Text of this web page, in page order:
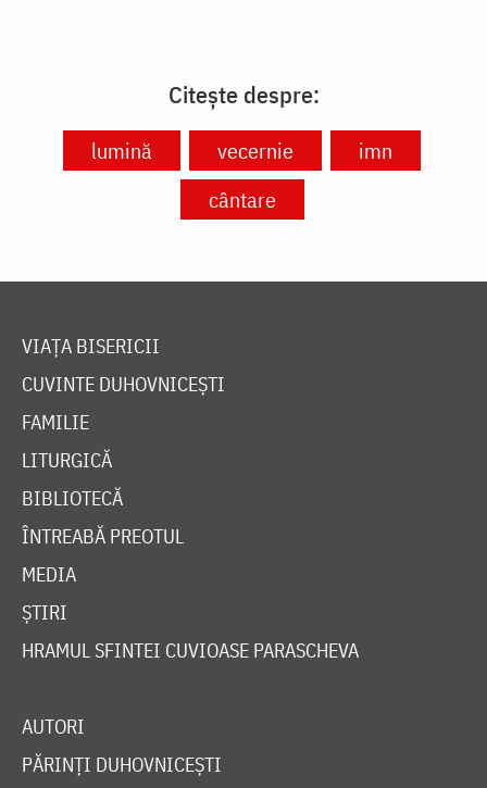
Citește despre:
lumină vecernie
imn
cântare
VIAȚA BISERICII
CUVINTE DUHOVNICEȘTI
FAMILIE
LITURGICĂ
BIBLIOTECĂ
ÎNTREABĂ PREOTUL
MEDIA
ȘTIRI
HRAMUL SFINTEI CUVIOASE PARASCHEVA
AUTORI
PĂRINȚI DUHOVNICEȘTI